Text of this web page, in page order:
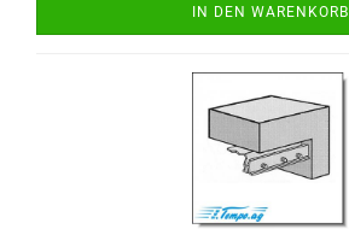
IN DEN WARENKORB